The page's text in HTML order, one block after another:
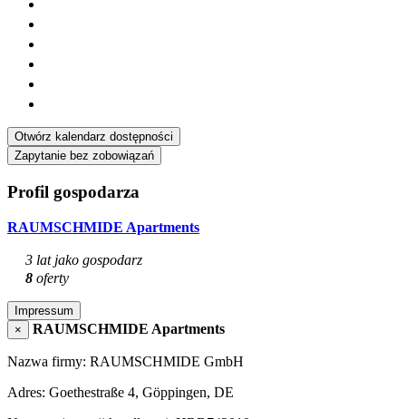
Otwórz kalendarz dostępności
Zapytanie bez zobowiązań
Profil gospodarza
RAUMSCHMIDE Apartments
3 lat jako gospodarz
8 oferty
Impressum
×
RAUMSCHMIDE Apartments
Nazwa firmy: RAUMSCHMIDE GmbH
Adres: Goethestraße 4, Göppingen, DE